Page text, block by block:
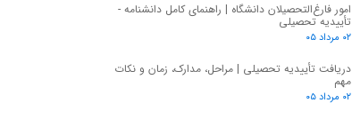
امور فارغ‌التحصیلان دانشگاه | راهنمای کامل دانشنامه -
تأییدیه تحصیلی
۰۲ مرداد ۰۵
دریافت تأییدیه تحصیلی | مراحل، مدارک، زمان و نکات
مهم
۰۲ مرداد ۰۵